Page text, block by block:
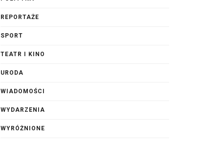
REPORTAŻE
SPORT
TEATR I KINO
URODA
WIADOMOŚCI
WYDARZENIA
WYRÓŻNIONE